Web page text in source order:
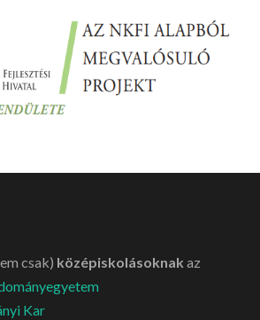
csak) középiskolásoknak az
Kar